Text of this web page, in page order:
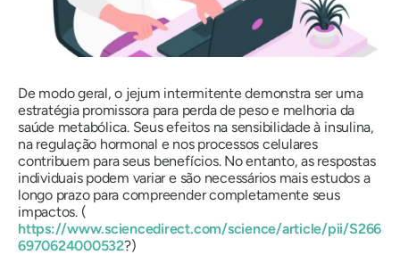
De modo geral, o jejum intermitente demonstra ser uma
estratégia promissora para perda de peso e melhoria da
saúde metabólica. Seus efeitos na sensibilidade à insulina,
na regulação hormonal e nos processos celulares
contribuem para seus benefícios. No entanto, as respostas
individuais podem variar e são necessários mais estudos a
longo prazo para compreender completamente seus
impactos. (
https://www.sciencedirect.com/science/article/pii/S266
6970624000532?)